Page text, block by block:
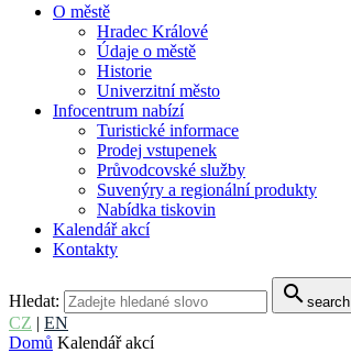
O městě
Hradec Králové
Údaje o městě
Historie
Univerzitní město
Infocentrum nabízí
Turistické informace
Prodej vstupenek
Průvodcovské služby
Suvenýry a regionální produkty
Nabídka tiskovin
Kalendář akcí
Kontakty
Hledat: search search
CZ | EN
Domů Kalendář akcí